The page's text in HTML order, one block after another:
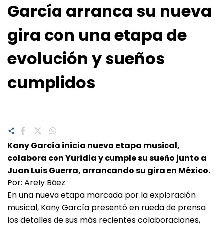
García arranca su nueva
gira con una etapa de
evolución y sueños
cumplidos
Kany García inicia nueva etapa musical,
colabora con Yuridia y cumple su sueño junto a
Juan Luis Guerra, arrancando su gira en México.
Por: Arely Báez
En una nueva etapa marcada por la exploración
musical, Kany García presentó en rueda de prensa
los detalles de sus más recientes colaboraciones,